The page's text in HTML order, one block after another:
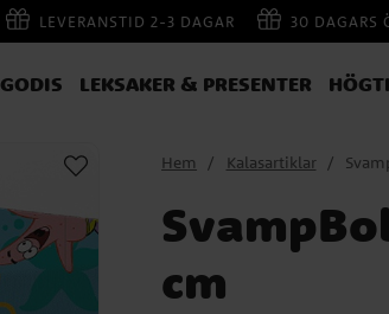
LEVERANSTID 2-3 DAGAR 30 DAGARS
GODIS LEKSAKER & PRESENTER
Hem Kalasartiklar
cm